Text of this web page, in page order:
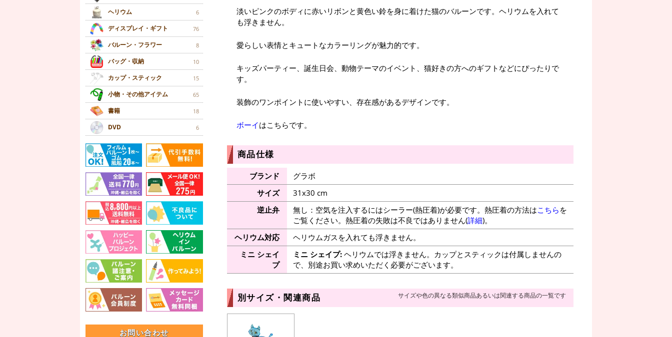
ヘリウム 6
ディスプレイ・ギフト 76
バルーン・フラワー 8
バッグ・収納 10
カップ・スティック 15
小物・その他アイテム 65
書籍 18
DVD 6
お問い合わせ
淡いピンクのボディに赤いリボンと黄色い鈴を身に着けた猫のバルーンです。ヘリウムを入れて
も浮きません。
愛らしい表情とキュートなカラーリングが魅力的です。
キッズパーティー、誕生日会、動物テーマのイベント、猫好きの方へのギフトなどにぴったりで
す。
装飾のワンポイントに使いやすい、存在感があるデザインです。
ボーイはこちらです。
商品仕様
ブランド
グラボ
サイズ
31x30 cm
逆止弁
無し：空気を注入するにはシーラー(熱圧着)が必要です。熱圧着の方法はこちら を
ご覧ください。熱圧着の失敗は不良ではありません(詳細)。
ヘリウム対応
ヘリウムガスを入れても浮きません。
ミニ シェイ
プ
ミニ シェイプ:ヘリウムでは浮きません。カップとスティックは付属しませんの
で、別途お買い求めいただく必要がございます。
別サイズ・関連商品 サイズや色の異なる類似商品あるいは関連する商品の一覧です